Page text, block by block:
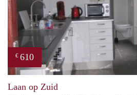
€ 610
Laan op Zuid